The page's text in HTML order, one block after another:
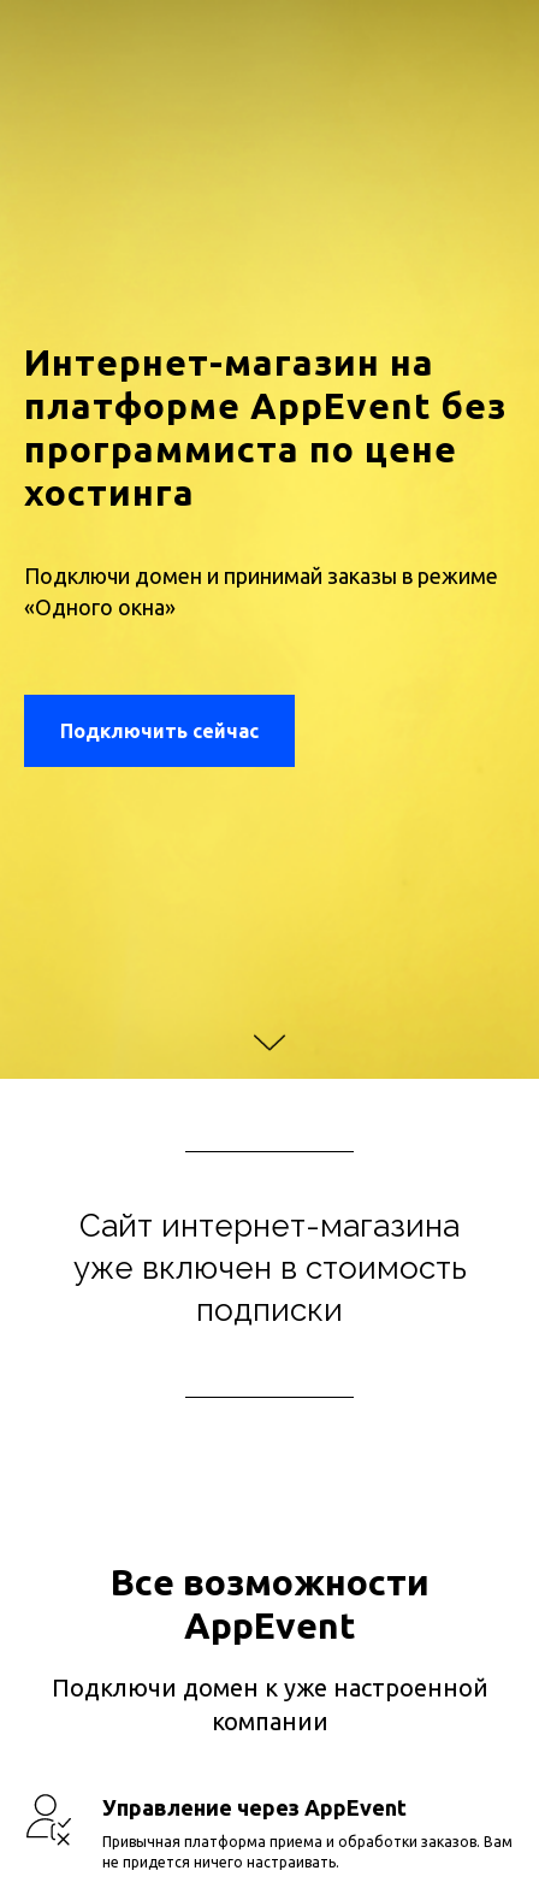
Интернет-магазин на
платформе AppEvent без
программиста по цене
хостинга
Подключи домен и принимай заказы в режиме
«Одного окна»
Подключить сейчас
Сайт интернет-магазина
уже включен в стоимость
подписки
Все возможности
AppEvent
Подключи домен к уже настроенной
компании
Управление через AppEvent
Привычная платформа приема и обработки заказов. Вам
не придется ничего настраивать.